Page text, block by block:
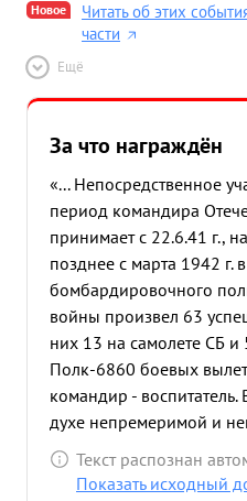
Новое
Читать об этих
части
Ещё
За что награждён
«... Непосредственное
период командира
принимает с 22.6.41 г.,
позднее с марта 1942 г.
бомбардировочного
войны произвел 63
них 13 на самолете СБ
Полк-6860 боевых
командир -
духе непремеримой и
личном боевом опыте и
экипажей добился
Текст распознан
Показать исходный